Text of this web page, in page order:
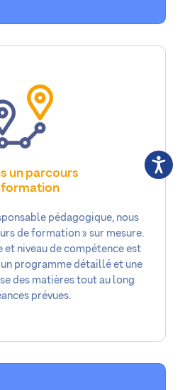
un parcours
formation
pédagogique, nous
de formation » sur mesure.
et niveau de compétence est
programme détaillé et une
des matières tout au long
prévues.